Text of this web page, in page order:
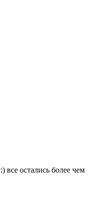
все остались более чем